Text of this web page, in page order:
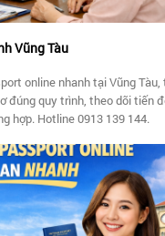
Vũng Tàu
online nhanh tại Vũng Tàu,
đúng quy trình, theo dõi tiến
hợp. Hotline 0913 139 144.